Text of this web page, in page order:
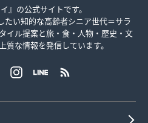
』の公式サイトです。
たい知的な高齢者シニア世代＝サラ
イル提案と旅・食・人物・歴史・文
な情報を発信しています。